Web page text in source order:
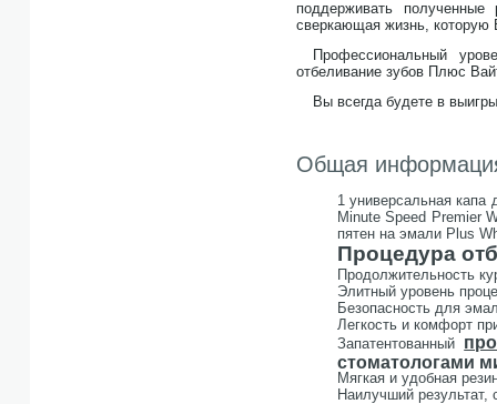
поддерживать
сверкающая жизнь, которую
Профессиональный
отбеливание зубов Плюс
Вы всегда будете в
Общая
1 универсальная капа
Minute Speed Premier
пятен на эмали Plus
Процедура
Продолжительность
Элитный уровень
Безопасность для
Легкость и комфорт
Запатентованный
стоматологами
Мягкая и удобная
Наилучший результат,